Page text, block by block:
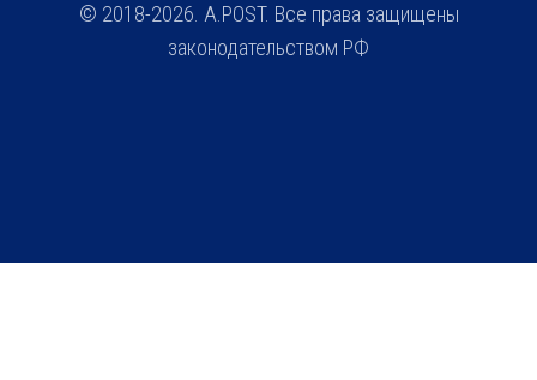
© 2018-2026. A.POST. Все права защищены
законодательством РФ